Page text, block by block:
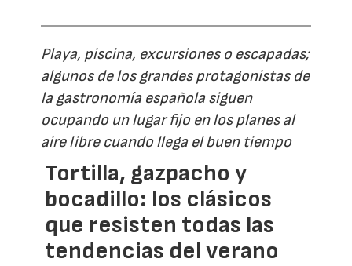
Playa, piscina, excursiones o escapadas;
algunos de los grandes protagonistas de
la gastronomía española siguen
ocupando un lugar fijo en los planes al
aire libre cuando llega el buen tiempo
Tortilla, gazpacho y
bocadillo: los clásicos
que resisten todas las
tendencias del verano